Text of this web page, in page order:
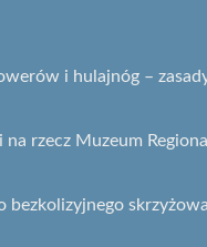
i hulajnóg –
na rzecz Muzeum
bezkolizyjnego